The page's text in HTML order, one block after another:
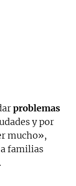
problemas
y por
mucho»,
familias
.